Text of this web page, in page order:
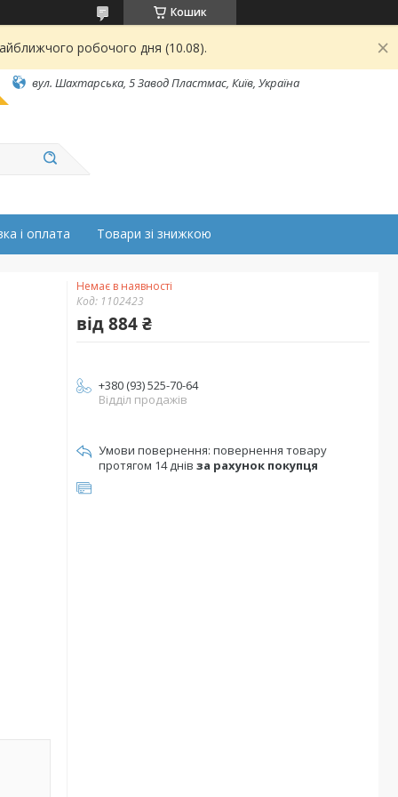
Кошик
робочого дня (10.08).
вул. Шахтарська, 5 Завод Пластмас, Київ, Україна
і оплата Товари зі знижкою
Немає в наявності
Код: 1102423
від884 ₴
+380 (93) 525-70-64
Відділ продажів
повернення товару
протягом 14 днів за рахунок покупця